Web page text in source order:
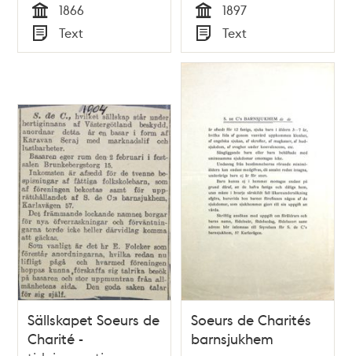
Tid
1866
Typ
Text Tid
1897
Typ
Text
Sällskapet Soeurs de
Charité -
Soeurs de Charités
barnsjukhem